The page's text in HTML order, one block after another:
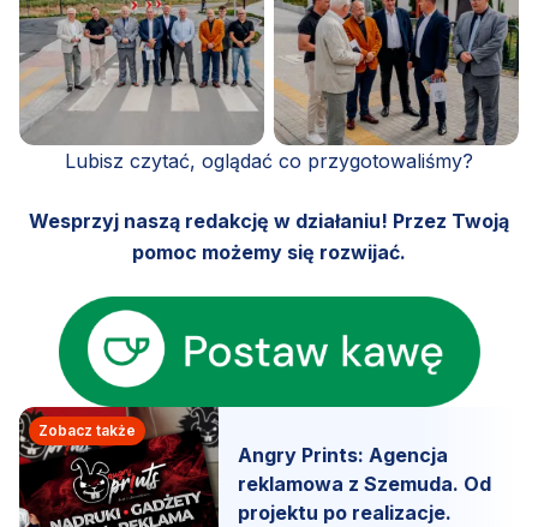
Lubisz czytać, oglądać co przygotowaliśmy?
Wesprzyj naszą redakcję w działaniu! Przez Twoją
pomoc możemy się rozwijać.
Zobacz także
Angry Prints: Agencja
reklamowa z Szemuda. Od
projektu po realizacje.